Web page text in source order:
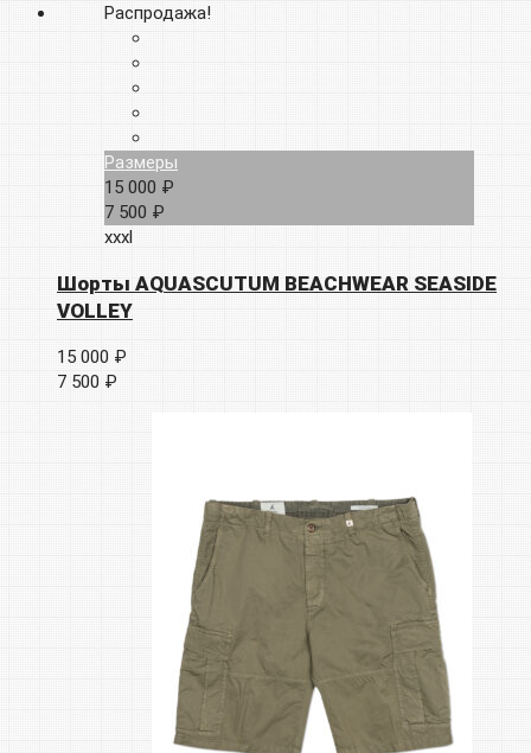
Распродажа!
Размеры
15 000 ₽
7 500 ₽
xxxl
Шорты AQUASCUTUM BEACHWEAR SEASIDE
VOLLEY
15 000 ₽
7 500 ₽